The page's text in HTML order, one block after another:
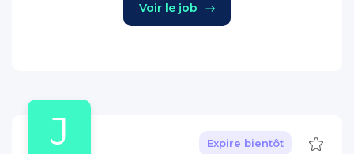
Voir le job
J Expire bientôt